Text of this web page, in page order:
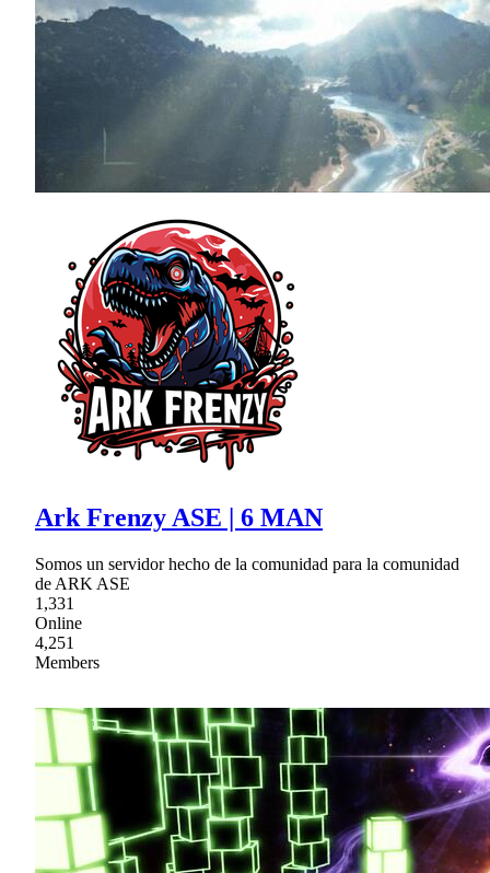
Ark Frenzy ASE | 6 MAN
Somos un servidor hecho de la comunidad para la comunidad
de ARK ASE
1,331
Online
4,251
Members